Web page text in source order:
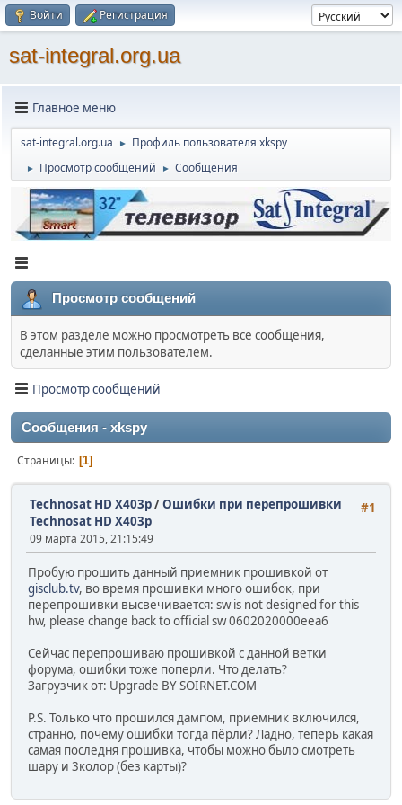
Войти Регистрация
sat-integral.org.ua
Главное меню
sat-integral.org.ua ► Профиль пользователя xkspy
► Просмотр сообщений ► Сообщения
Просмотр сообщений
В этом разделе можно просмотреть все сообщения,
сделанные этим пользователем.
Просмотр сообщений
Сообщения - xkspy
Страницы 1
#1
Technosat HD X403p/Ошибки при перепрошивки
Technosat HD X403p
09 марта 2015, 21:15:49
Пробую прошить данный приемник прошивкой от
gisclub.tv, во время прошивки много ошибок, при
перепрошивки высвечивается: sw is not designed for this
hw, please change back to official sw 0602020000eea6
Сейчас перепрошиваю прошивкой с данной ветки
форума, ошибки тоже поперли. Что делать?
Загрузчик от: Upgrade BY SOIRNET.COM
P.S. Только что прошился дампом, приемник включился,
странно, почему ошибки тогда пёрли? Ладно, теперь какая
самая последня прошивка, чтобы можно было смотреть
шару и 3колор (без карты)?